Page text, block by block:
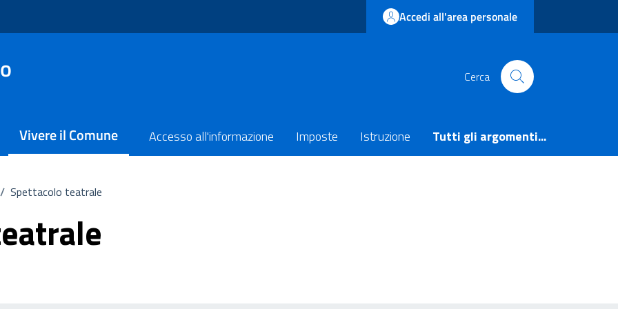
Accedi all'area personale
Cerca
Vivere il Comune Accesso all'informazione Imposte Istruzione Tutti gli argomenti...
/ Spettacolo teatrale